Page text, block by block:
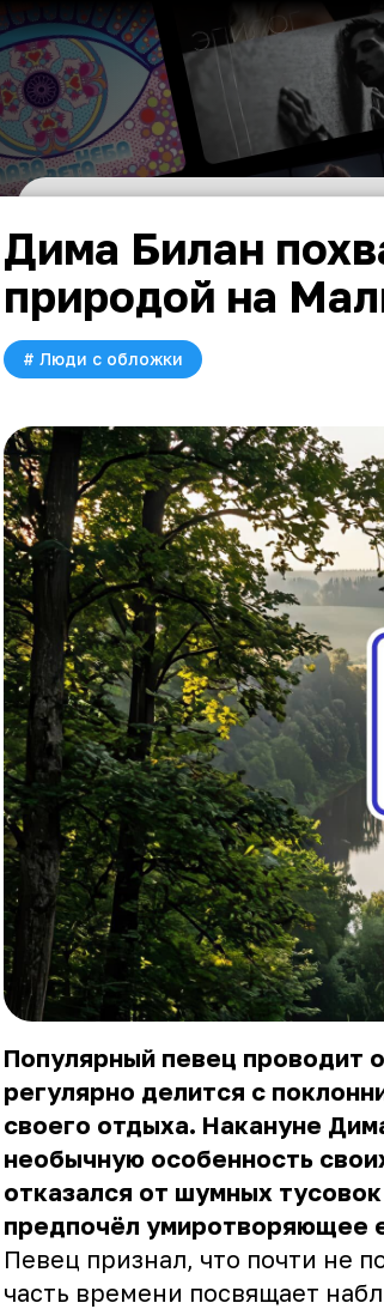
Дима Билан
природой на
# Люди с обложки
Популярный певец проводит
регулярно делится с
своего отдыха. Накануне
необычную особенность
отказался от шумных
предпочёл умиротворяющее
Певец признал, что почти не
часть времени посвящает